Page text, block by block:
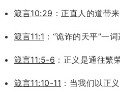
箴言10:29 ：正直人的道带
箴言11:1 ：“诡诈的天平”一
箴言11:5-6 ：正义是通往繁
箴言11:10-11 ：当我们以正